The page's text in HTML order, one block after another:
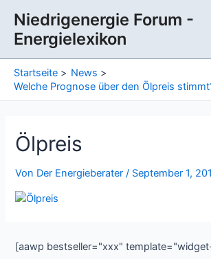
Inhalt
springen
Niedrigenergie Forum -
Energielexikon
Startseite
News
Welche Prognose über den Ölpreis
Ölpreis
Von Der Energieberater/ September 1,
[aawp bestseller="xxx"